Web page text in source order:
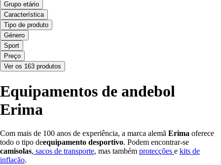
Grupo etário
Característica
Tipo de produto
Género
Sport
Preço
Ver os 163 produtos
Equipamentos de andebol
Erima
Com mais de 100 anos de experiência, a marca alemã Erima oferece
todo o tipo deequipamento desportivo. Podem encontrar-se
camisolas, sacos de transporte, mas também protecções e kits de
inflação.